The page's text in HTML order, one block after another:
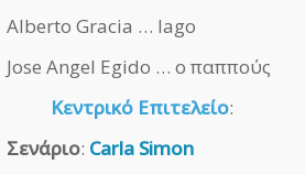
Alberto Gracia … Iago
Jose Angel Egido … ο παππούς
Κεντρικό Επιτελείο:
Σενάριο: Carla Simon